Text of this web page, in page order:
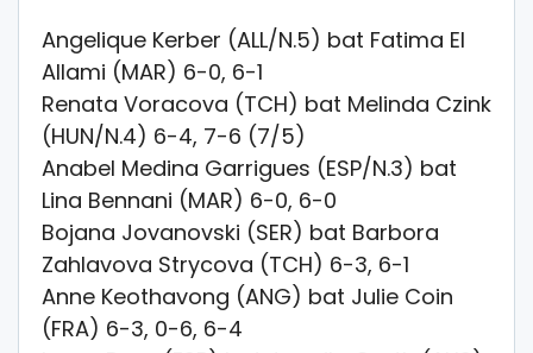
Angelique Kerber (ALL/N.5) bat Fatima El
Allami (MAR) 6-0, 6-1
Renata Voracova (TCH) bat Melinda Czink
(HUN/N.4) 6-4, 7-6 (7/5)
Anabel Medina Garrigues (ESP/N.3) bat
Lina Bennani (MAR) 6-0, 6-0
Bojana Jovanovski (SER) bat Barbora
Zahlavova Strycova (TCH) 6-3, 6-1
Anne Keothavong (ANG) bat Julie Coin
(FRA) 6-3, 0-6, 6-4